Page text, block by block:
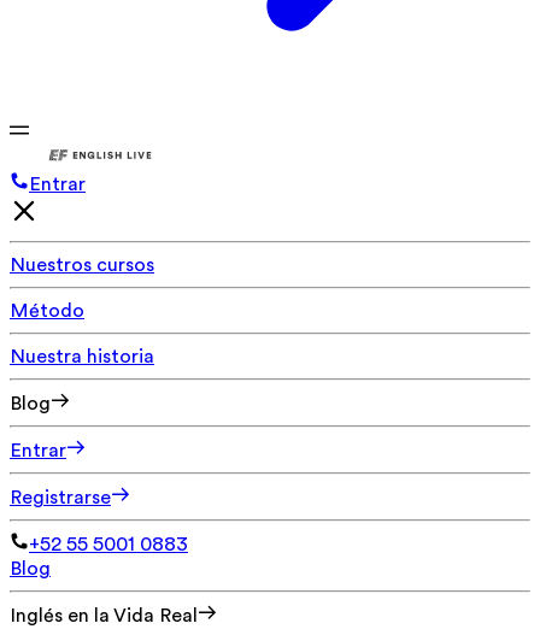
Entrar
Nuestros cursos
Método
Nuestra historia
Blog
Entrar
Registrarse
+52 55 5001 0883
Blog
Inglés en la Vida Real